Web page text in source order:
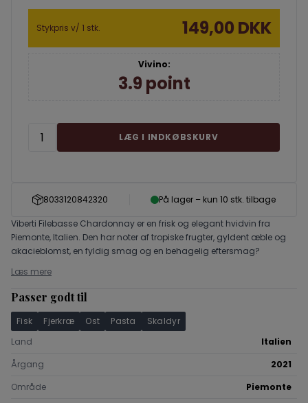
8033120842320 På lager – kun 10 stk. tilbage
Viberti Filebasse Chardonnay er en frisk og elegant hvidvin fra
Piemonte, Italien. Den har noter af tropiske frugter, gyldent æble og
akacieblomst, en fyldig smag og en behagelig eftersmag?
Læs mere
Passer godt til
Fisk Fjerkræ Ost Pasta
Skaldyr
Land
Italien
Årgang
2021
Område
Piemonte
Stykpris v/ 1 stk. 149,00 DKK
Vivino:
3.9 point
LÆG I INDKØBSKURV